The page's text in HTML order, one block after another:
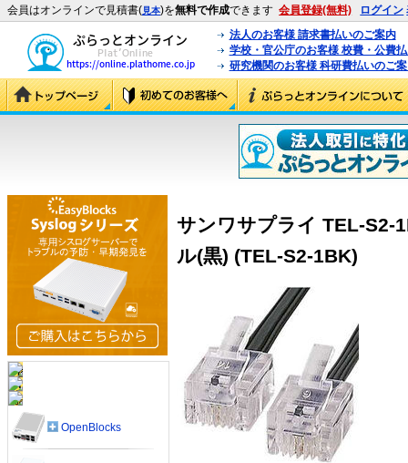
会員はオンラインで見積書(見本)を無料で作成できます 会員登録(無料) ログイン
法人のお客様 請求書払いのご案内
学校・官公庁のお客様 校費・公費
研究機関のお客様 科研費払いのご
サンワサプライ TEL-S2-
ル(黒) (TEL-S2-1BK)
OpenBlocks